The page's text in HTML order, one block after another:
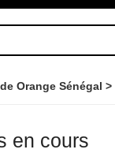
Orange Sénégal
en cours